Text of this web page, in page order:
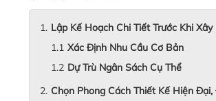
Lập Kế Hoạch Chi Tiết Trước Khi Xây
Xác Định Nhu Cầu Cơ Bản
Dự Trù Ngân Sách Cụ Thể
Chọn Phong Cách Thiết Kế Hiện